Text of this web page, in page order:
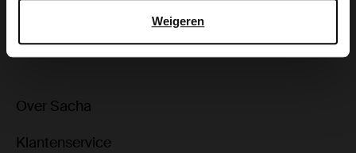
Weigeren
Over Sacha
Klantenservice